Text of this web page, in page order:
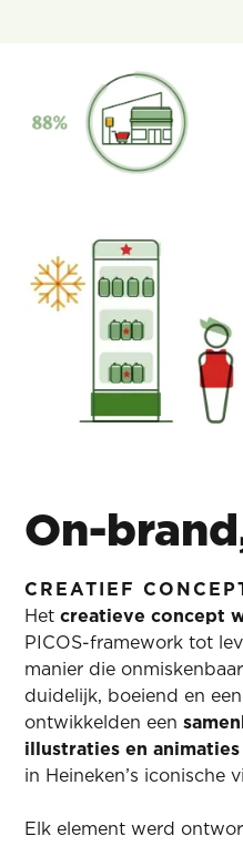
On-
CREATIEF
Hetcreatieve concept
PICOS-framework tot
manier die
duidelijk, boeiend en
ontwikkelden een
illustraties en animaties
in Heineken’s iconische
Elk element werd